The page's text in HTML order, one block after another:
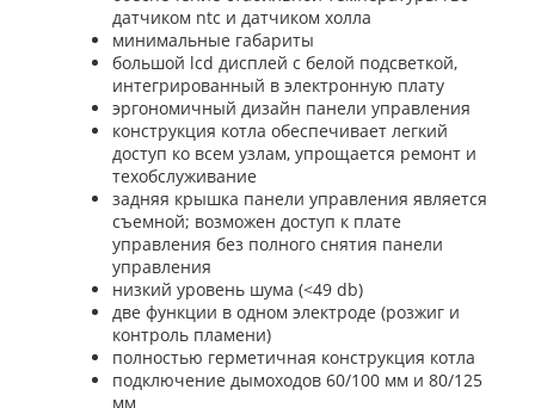
датчиком ntc и датчиком холла
минимальные габариты
большой lcd дисплей с белой подсветкой,
интегрированный в электронную плату
эргономичный дизайн панели управления
конструкция котла обеспечивает легкий
доступ ко всем узлам, упрощается ремонт и
техобслуживание
задняя крышка панели управления является
съемной; возможен доступ к плате
управления без полного снятия панели
управления
низкий уровень шума (<49 db)
две функции в одном электроде (розжиг и
контроль пламени)
полностью герметичная конструкция котла
подключение дымоходов 60/100 мм и 80/125
мм